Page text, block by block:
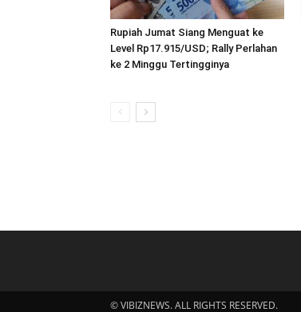
Rupiah Jumat Siang Menguat ke
Level Rp17.915/USD; Rally Perlahan
ke 2 Minggu Tertingginya
© VIBIZNEWS. ALL RIGHTS RESERVED.